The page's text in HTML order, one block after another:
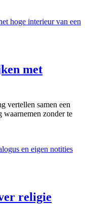
met
vertellen samen een
zonder te
religie